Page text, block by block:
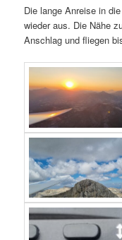
Die lange Anreise in
wieder aus. Die Nähe
Anschlag und fliegen